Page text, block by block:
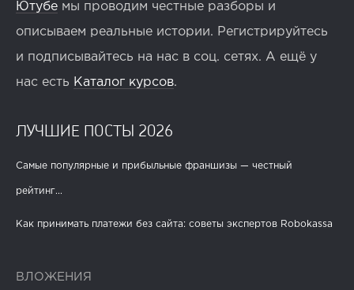
Ютубе мы проводим честные разборы и
описываем реальные истории. Регистрируйтесь
и подписывайтесь на нас в соц. сетях. А ещё у
нас есть Каталог курсов.
ЛУЧШИЕ ПОСТЫ 2026
Самые популярные и прибыльные франшизы — честный
рейтинг...
Как принимать платежи без сайта: советы экспертов Robokassa
ВЛОЖЕНИЯ